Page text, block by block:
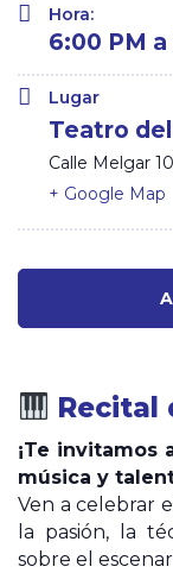
Hora:
6:00 PM a
Lugar
Teatro del
Calle Melgar
+ Google Map
Recital
¡Te invitamos
música y
Ven a celebrar
la pasión, la
sobre el